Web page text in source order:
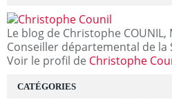
Le blog de Christophe
Conseiller départemental de la
Voir le profil de Christophe
CATÉGORIES